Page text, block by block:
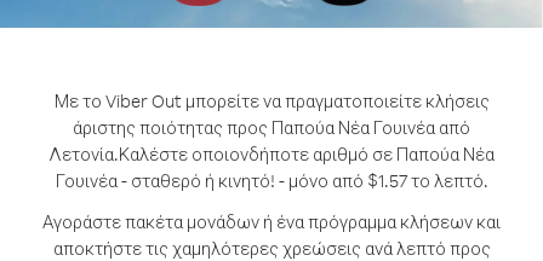
Με το Viber Out μπορείτε να πραγματοποιείτε κλήσεις
άριστης ποιότητας προς Παπούα Νέα Γουινέα από
Λετονία.Καλέστε οποιονδήποτε αριθμό σε Παπούα Νέα
Γουινέα - σταθερό ή κινητό! - μόνο από $1.57 το λεπτό.
Αγοράστε πακέτα μονάδων ή ένα πρόγραμμα κλήσεων και
αποκτήστε τις χαμηλότερες χρεώσεις ανά λεπτό προς